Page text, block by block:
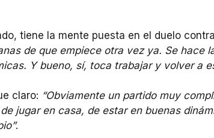
tiene la mente puesta en el duelo
de que empiece otra vez ya. Se hace
Y bueno, sí, toca trabajar y volver a
claro: “Obviamente un partido muy
jugar en casa, de estar en buenas
.